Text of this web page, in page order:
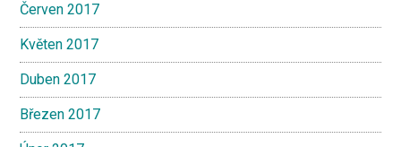
Červen 2017
Květen 2017
Duben 2017
Březen 2017